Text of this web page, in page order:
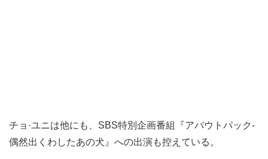
チョ·ユニは他にも、SBS特別企画番組『アバウトパック-
偶然出くわしたあの犬』への出演も控えている。